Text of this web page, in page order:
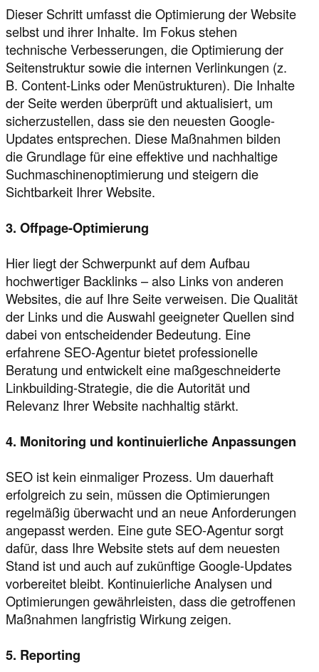
Dieser Schritt umfasst die Optimierung der Website
selbst und ihrer Inhalte. Im Fokus stehen
technische Verbesserungen, die Optimierung der
Seitenstruktur sowie die internen Verlinkungen (z.
B. Content-Links oder Menüstrukturen). Die Inhalte
der Seite werden überprüft und aktualisiert, um
sicherzustellen, dass sie den neuesten Google-
Updates entsprechen. Diese Maßnahmen bilden
die Grundlage für eine effektive und nachhaltige
Suchmaschinenoptimierung und steigern die
Sichtbarkeit Ihrer Website.
3. Offpage-Optimierung
Hier liegt der Schwerpunkt auf dem Aufbau
hochwertiger Backlinks – also Links von anderen
Websites, die auf Ihre Seite verweisen. Die Qualität
der Links und die Auswahl geeigneter Quellen sind
dabei von entscheidender Bedeutung. Eine
erfahrene SEO-Agentur bietet professionelle
Beratung und entwickelt eine maßgeschneiderte
Linkbuilding-Strategie, die die Autorität und
Relevanz Ihrer Website nachhaltig stärkt.
4. Monitoring und kontinuierliche Anpassungen
SEO ist kein einmaliger Prozess. Um dauerhaft
erfolgreich zu sein, müssen die Optimierungen
regelmäßig überwacht und an neue Anforderungen
angepasst werden. Eine gute SEO-Agentur sorgt
dafür, dass Ihre Website stets auf dem neuesten
Stand ist und auch auf zukünftige Google-Updates
vorbereitet bleibt. Kontinuierliche Analysen und
Optimierungen gewährleisten, dass die getroffenen
Maßnahmen langfristig Wirkung zeigen.
5. Reporting